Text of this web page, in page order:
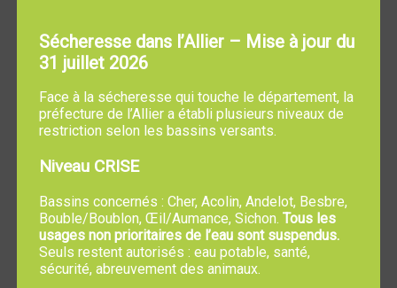
Libre choix du constructeur
Quartier résidentiel
Environnement végétalisé
Exonération de la part
communale de la taxe
Proximité des écoles, de la
micro-crèche, garderie,
mairie
Transports urbains
Marché de produits locaux
hebdomadaire
Accés :
minutes de
MOULINS
Sécheresse dans l’Allier – Mise à jour du
31 juillet 2026
Face à la sécheresse qui touche le département, la
préfecture de l’Allier a établi plusieurs niveaux de
restriction selon les bassins versants.
Niveau CRISE
Bassins concernés : Cher, Acolin, Andelot, Besbre,
Bouble/Boublon, Œil/Aumance, Sichon. Tous les
usages non prioritaires de l’eau sont suspendus.
Seuls restent autorisés : eau potable, santé,
sécurité, abreuvement des animaux.